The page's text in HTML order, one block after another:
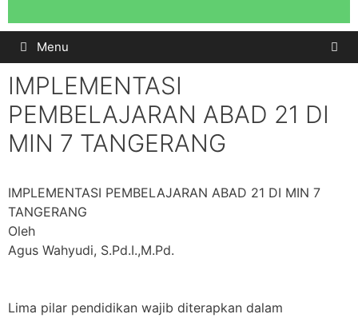
Menu
IMPLEMENTASI
PEMBELAJARAN ABAD 21 DI
MIN 7 TANGERANG
IMPLEMENTASI PEMBELAJARAN ABAD 21 DI MIN 7
TANGERANG
Oleh
Agus Wahyudi, S.Pd.I.,M.Pd.
Lima pilar pendidikan wajib diterapkan dalam